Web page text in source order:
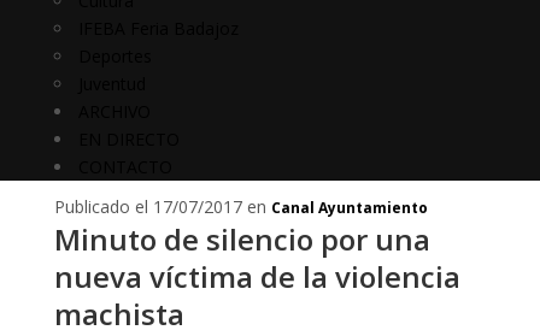
Publicado el 17/07/2017 en Canal Ayuntamiento
Minuto de silencio por una
nueva víctima de la violencia
machista